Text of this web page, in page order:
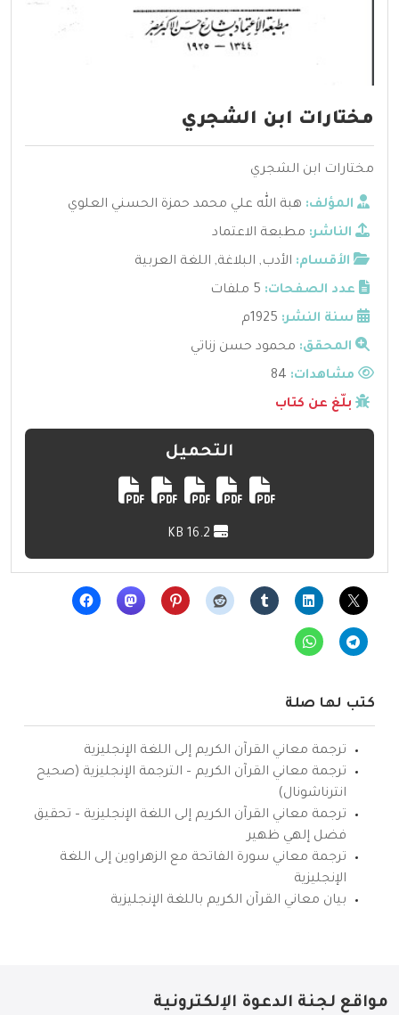
مختارات ابن الشجري
مختارات ابن الشجري
المؤلف: هبة الله علي محمد حمزة الحسني العلوي
الناشر: مطبعة الاعتماد
الأقسام: الأدب, البلاغة, اللغة العربية
عدد الصفحات: 5 ملفات
سنة النشر: 1925م
المحقق: محمود حسن زناتي
مشاهدات:
بلّغ عن كتاب
التحميل
كتب لها صلة
ترجمة معاني القرآن الكريم إلى اللغة الإنجليزية
ترجمة معاني القرآن الكريم – الترجمة الإنجليزية (صحيح
انترناشونال)
ترجمة معاني القرآن الكريم إلى اللغة الإنجليزية – تحقيق
فضل إلهي ظهير
ترجمة معاني سورة الفاتحة مع الزهراوين إلى اللغة
الإنجليزية
بيان معاني القرآن الكريم باللغة الإنجليزية
مواقع لجنة الدعوة الإلكترونية